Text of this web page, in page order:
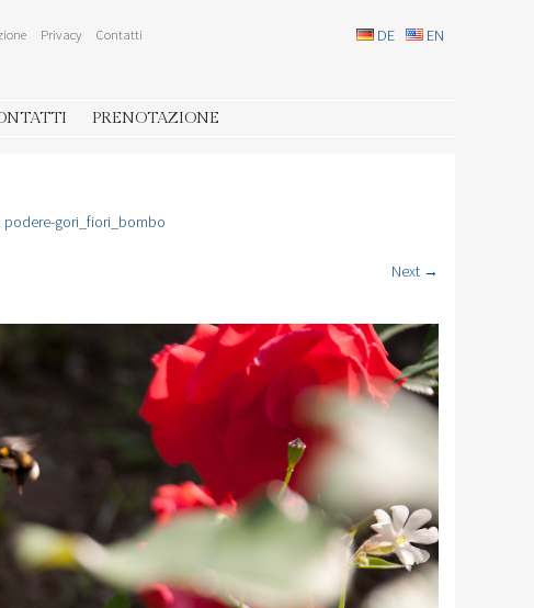
DE EN
Privacy Contatti
PRENOTAZIONE
podere-gori_fiori_bombo
Next →